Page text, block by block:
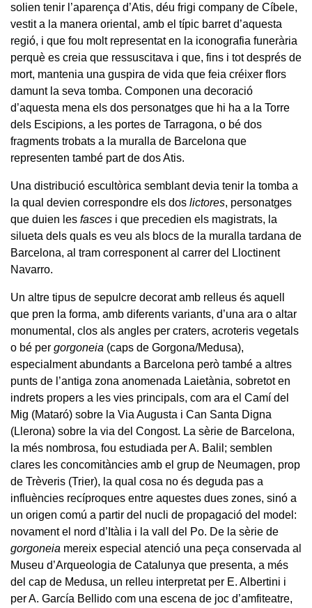
solien tenir l’aparença d’Atis, déu frigi company de Cíbele,
vestit a la manera oriental, amb el típic barret d’aquesta
regió, i que fou molt representat en la iconografia funerària
perquè es creia que ressuscitava i que, fins i tot després de
mort, mantenia una guspira de vida que feia créixer flors
damunt la seva tomba. Componen una decoració
d’aquesta mena els dos personatges que hi ha a la Torre
dels Escipions, a les portes de Tarragona, o bé dos
fragments trobats a la muralla de Barcelona que
representen també part de dos Atis.
Una distribució escultòrica semblant devia tenir la tomba a
la qual devien correspondre els dos lictores, personatges
que duien les fasces i que precedien els magistrats, la
silueta dels quals es veu als blocs de la muralla tardana de
Barcelona, al tram corresponent al carrer del Lloctinent
Navarro.
Un altre tipus de sepulcre decorat amb relleus és aquell
que pren la forma, amb diferents variants, d’una ara o altar
monumental, clos als angles per craters, acroteris vegetals
o bé per gorgoneia (caps de Gorgona/Medusa),
especialment abundants a Barcelona però també a altres
punts de l’antiga zona anomenada Laietània, sobretot en
indrets propers a les vies principals, com ara el Camí del
Mig (Mataró) sobre la Via Augusta i Can Santa Digna
(Llerona) sobre la via del Congost. La sèrie de Barcelona,
la més nombrosa, fou estudiada per A. Balil; semblen
clares les concomitàncies amb el grup de Neumagen, prop
de Trèveris (Trier), la qual cosa no és deguda pas a
influències recíproques entre aquestes dues zones, sinó a
un origen comú a partir del nucli de propagació del model:
novament el nord d’Itàlia i la vall del Po. De la sèrie de
gorgoneia mereix especial atenció una peça conservada al
Museu d’Arqueologia de Catalunya que presenta, a més
del cap de Medusa, un relleu interpretat per E. Albertini i
per A. García Bellido com una escena de joc d’amfiteatre,